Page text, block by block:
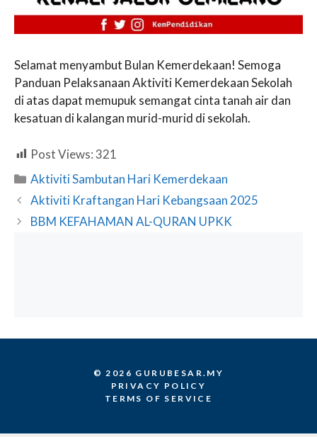
Selamat menyambut Bulan Kemerdekaan! Semoga
Panduan Pelaksanaan Aktiviti Kemerdekaan Sekolah
di atas dapat memupuk semangat cinta tanah air dan
kesatuan di kalangan murid-murid di sekolah.
Post Views:321
Categories
Aktiviti Sambutan Hari Kemerdekaan
Aktiviti Kraftangan Hari Kebangsaan 2025
BBM KEFAHAMAN AL-QURAN UPKK
© 2026 GURUBESAR.MY
PRIVACY POLICY
TERMS OF SERVICE